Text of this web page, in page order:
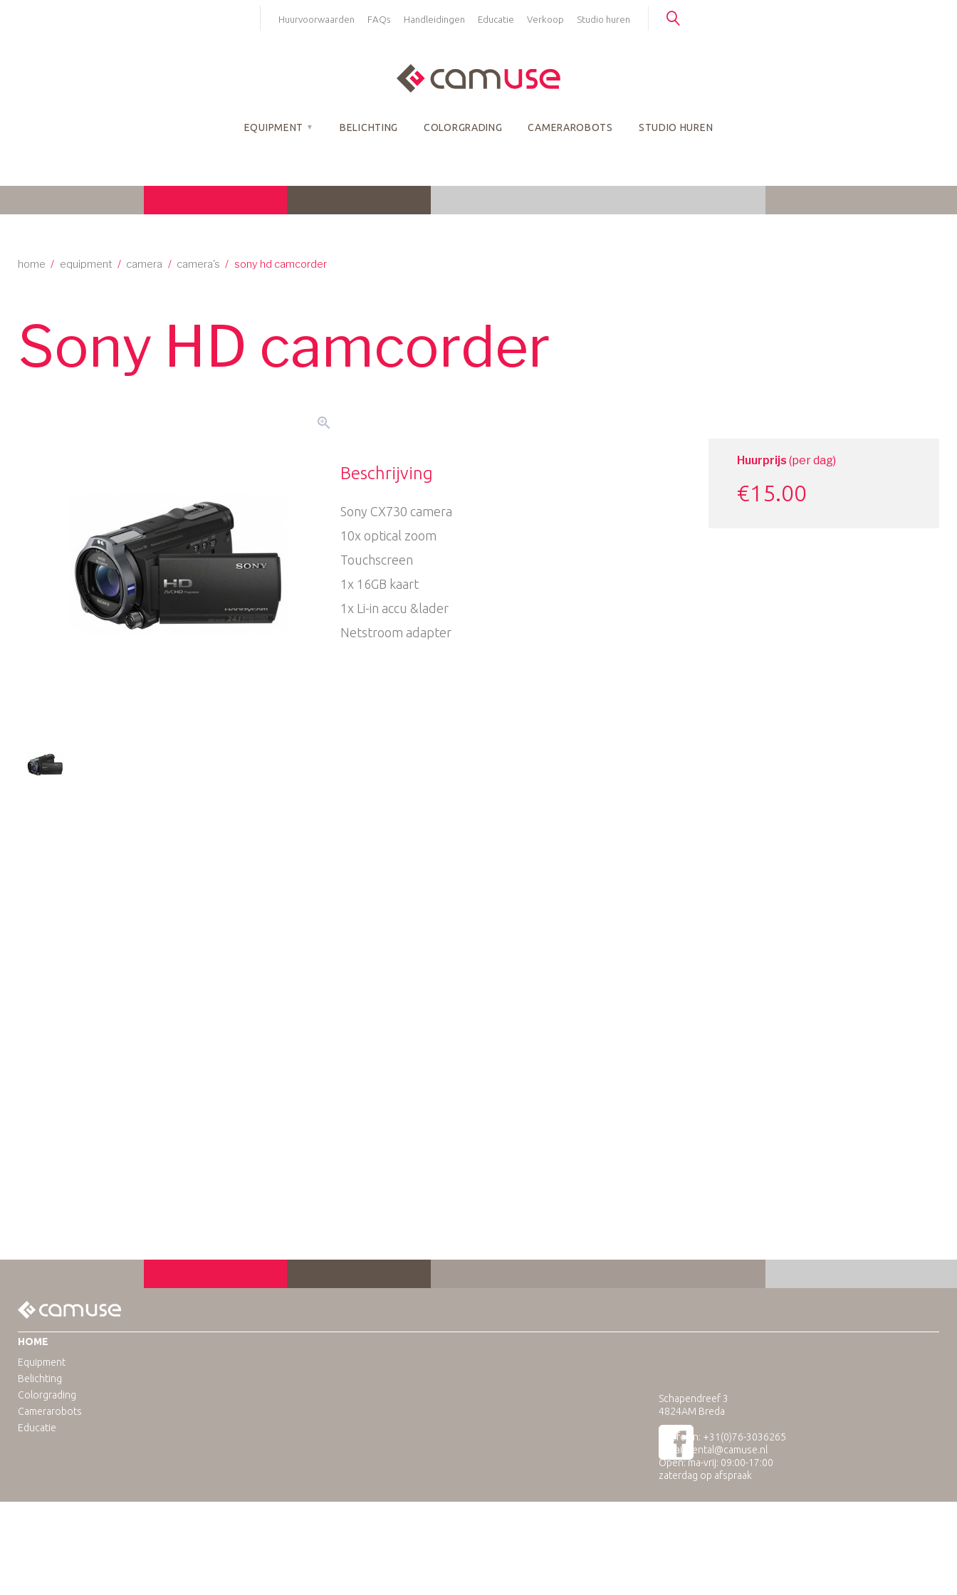
Huurvoorwaarden FAQs Handleidingen Educatie Verkoop Studio huren
EQUIPMENT BELICHTING COLORGRADING CAMERAROBOTS STUDIO HUREN
home / equipment / camera / camera's / sony hd camcorder
Sony HD camcorder
zoom_in
Beschrijving
Sony CX730 camera
10x optical zoom
Touchscreen
1x 16GB kaart
1x Li-in accu &lader
Netstroom adapter
Huurprijs (per dag)
€15.00
HOME
Equipment
Belichting
Colorgrading
Camerarobots
Educatie
Schapendreef 3
4824AM Breda
Telefoon: +31(0)76-3036265
E-mail:
rental@camuse.nl
Open: ma-vrij: 09:00-17:00
zaterdag op afspraak